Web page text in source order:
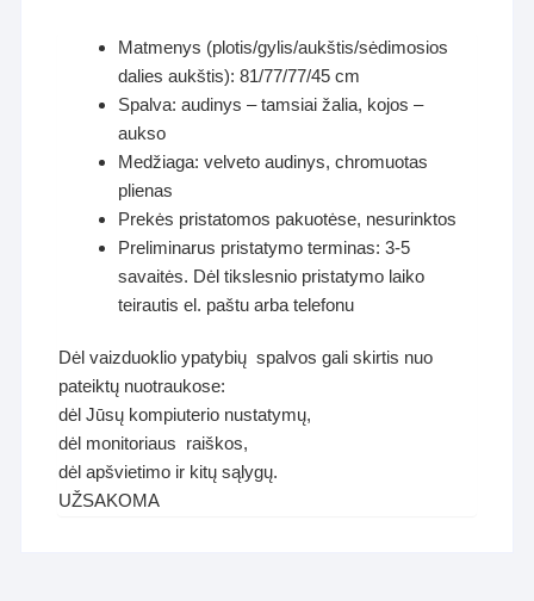
Matmenys (plotis/gylis/aukštis/sėdimosios
dalies aukštis): 81/77/77/45 cm
Spalva: audinys – tamsiai žalia, kojos –
aukso
Medžiaga: velveto audinys, chromuotas
plienas
Prekės pristatomos pakuotėse, nesurinktos
Preliminarus pristatymo terminas: 3-5
savaitės. Dėl tikslesnio pristatymo laiko
teirautis el. paštu arba telefonu
Dėl vaizduoklio ypatybių spalvos gali skirtis nuo
pateiktų nuotraukose:
dėl Jūsų kompiuterio nustatymų,
dėl monitoriaus raiškos,
dėl apšvietimo ir kitų sąlygų.
UŽSAKOMA